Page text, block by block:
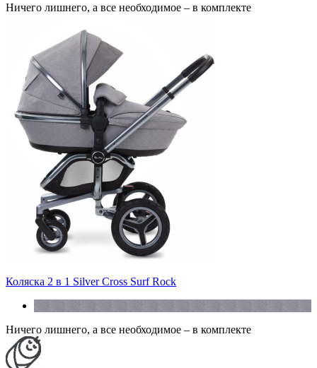
Ничего лишнего, а все необходимое – в комплекте
Коляска 2 в 1 Silver Cross Surf Rock
Ничего лишнего, а все необходимое – в комплекте